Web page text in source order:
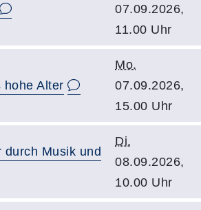
07.09.2026,
11.00 Uhr
hohe Alter
Mo.
07.09.2026,
15.00 Uhr
durch Musik und
Di.
08.09.2026,
10.00 Uhr